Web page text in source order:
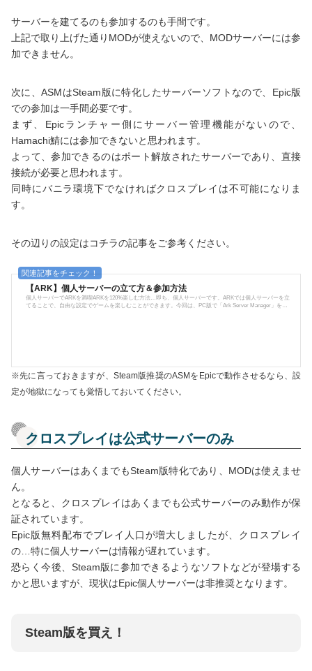
サーバーを建てるのも参加するのも手間です。
上記で取り上げた通りMODが使えないので、MODサーバーには参
加できません。
次に、ASMはSteam版に特化したサーバーソフトなので、Epic版
での参加は一手間必要です。
まず、Epicランチャー側にサーバー管理機能がないので、
Hamachi鯖には参加できないと思われます。
よって、参加できるのはポート解放されたサーバーであり、直接
接続が必要と思われます。
同時にバニラ環境下でなければクロスプレイは不可能になりま
す。
その辺りの設定はコチラの記事をご参考ください。
【ARK】個人サーバーの立て方＆参加方法
個人サーバーでARKを満喫ARKを120%楽しむ方法…即ち、個人サーバーです。ARKでは個人サーバーを立
てることで、自由な設定でゲームを楽しむことができます。今回は、PC版で「Ark Server Manager」を使
※先に言っておきますが、Steam版推奨のASMをEpicで動作させるなら、設
定が地獄になっても覚悟しておいてください。
クロスプレイは公式サーバーのみ
個人サーバーはあくまでもSteam版特化であり、MODは使えませ
ん。
となると、クロスプレイはあくまでも公式サーバーのみ動作が保
証されています。
Epic版無料配布でプレイ人口が増大しましたが、クロスプレイ
の…特に個人サーバーは情報が遅れています。
恐らく今後、Steam版に参加できるようなソフトなどが登場する
かと思いますが、現状はEpic個人サーバーは非推奨となります。
Steam版を買え！